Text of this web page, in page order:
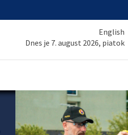
English
Dnes je 7. august 2026, piatok